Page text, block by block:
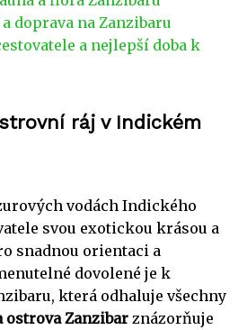
doprava na Zanzibaru
a nejlepší doba k
ráj v Indickém
vodách Indického
svou exotickou krásou a
snadnou orientaci a
dovolené je k
která odhaluje všechny
ostrova Zanzibar znázorňuje